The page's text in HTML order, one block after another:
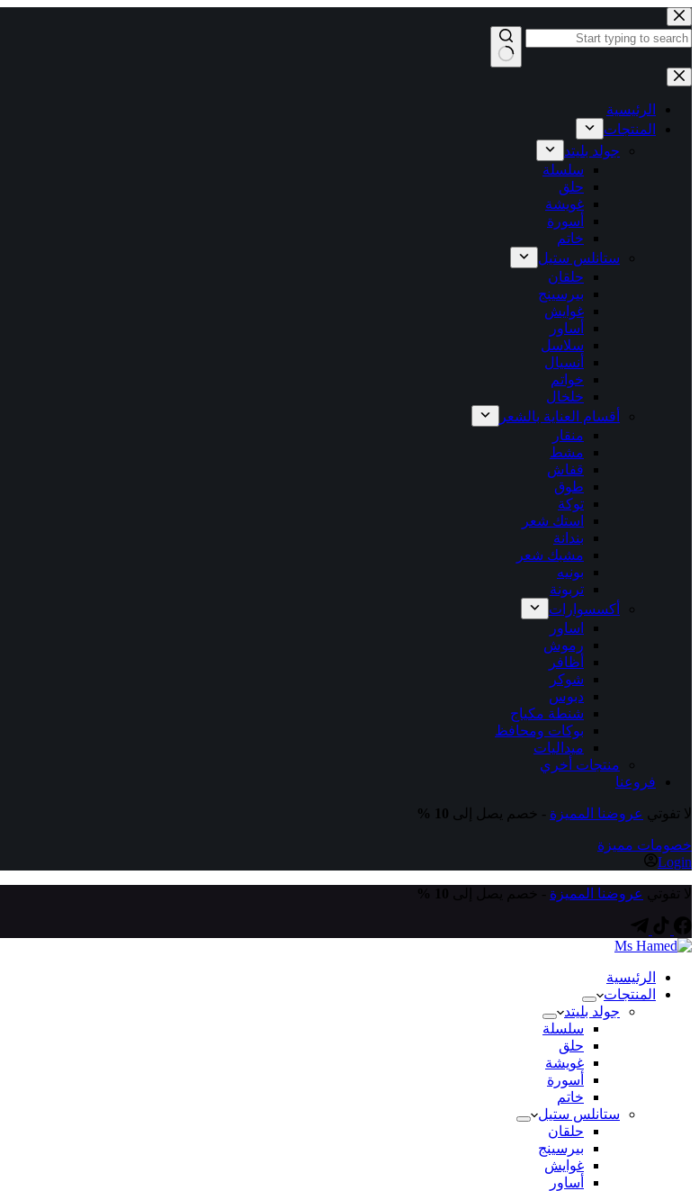
التجاوز
إلى
المحتوى
نتائج
الرئيسية
المنتجات
جولد بليتد
سلسلة
حلق
غويشة
أسورة
خاتم
ستانلس ستيل
حلقان
بيرسينج
غوايش
أساور
سلاسل
أنسيال
خواتم
خلخال
أقسام العناية بالشعر
منقار
مشط
قفاش
طوق
توكة
استك شعر
بندانة
مشبك شعر
بونيه
تربونة
أكسسوارات
اساور
رموش
أظافر
شوكر
دبوس
شنطة مكياج
بوكات ومحافظ
ميداليات
منتجات أخري
فروعنا
لا تفوتي عروضنا المميزة - خصم يصل إلى
خصومات مميزة
Login
عروضنا المميزة
الرئيسية
المنتجات
جولد بليتد
سلسلة
حلق
غويشة
أسورة
خاتم
ستانلس ستيل
حلقان
بيرسينج
غوايش
أساور